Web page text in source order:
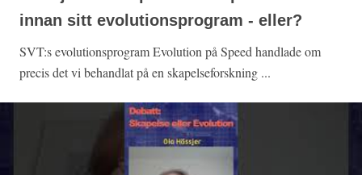
innan sitt evolutionsprogram - eller?
SVT:s evolutionsprogram Evolution på Speed handlade om
precis det vi behandlat på en skapelseforskning ...